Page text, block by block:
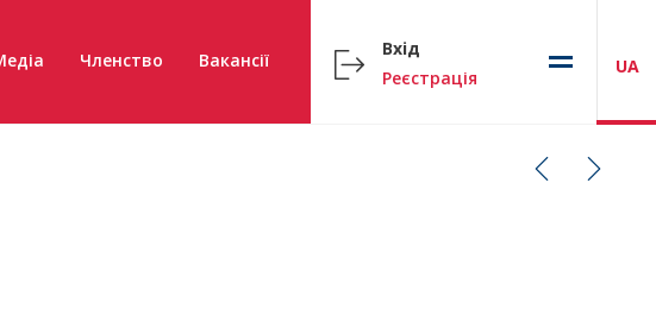
Членство Вакансії
Вхід
Реєстрація
UA